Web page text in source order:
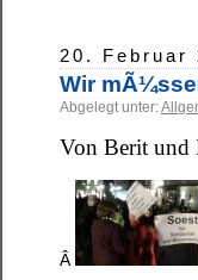
20. Februar
Wir
Abgelegt unter:
Von Berit und
Â